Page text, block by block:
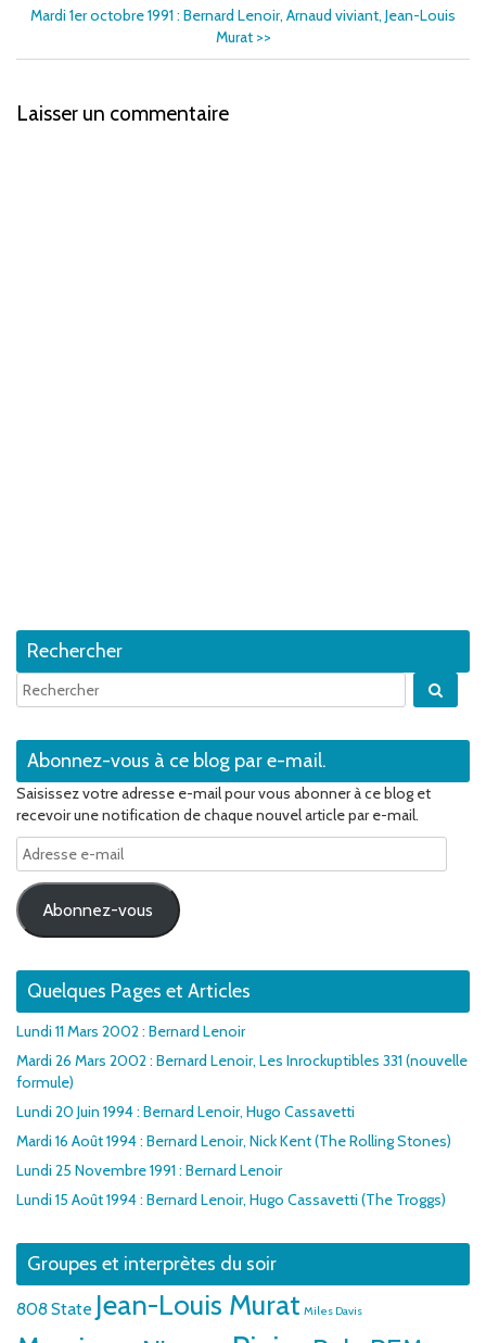
Mardi 1er octobre 1991 : Bernard Lenoir, Arnaud viviant, Jean-Louis
Murat >>
Laisser un commentaire
Rechercher
Abonnez-vous à ce blog par e-mail.
Saisissez votre adresse e-mail pour vous abonner à ce blog et
recevoir une notification de chaque nouvel article par e-mail.
Adresse
e-
mail
Abonnez-vous
Quelques Pages et Articles
Lundi 11 Mars 2002 : Bernard Lenoir
Mardi 26 Mars 2002 : Bernard Lenoir, Les Inrockuptibles 331 (nouvelle
formule)
Lundi 20 Juin 1994 : Bernard Lenoir, Hugo Cassavetti
Mardi 16 Août 1994 : Bernard Lenoir, Nick Kent (The Rolling Stones)
Lundi 25 Novembre 1991 : Bernard Lenoir
Lundi 15 Août 1994 : Bernard Lenoir, Hugo Cassavetti (The Troggs)
Groupes et interprètes du soir
808 State Jean-Louis Murat Miles Davis